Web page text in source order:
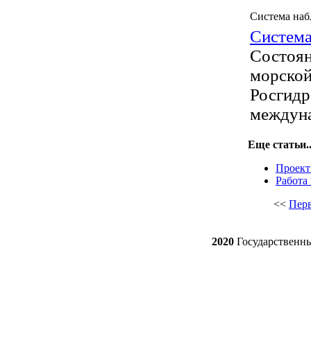
Система
Еще
Работа
<<
2020